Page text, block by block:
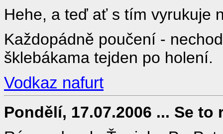
Hehe, a teď ať s tím vyrukuje
Každopádně poučení -
šklebákama tejden po holení.
Vodkaz nafurt
Pondělí, 17.07.2006 ... Se to